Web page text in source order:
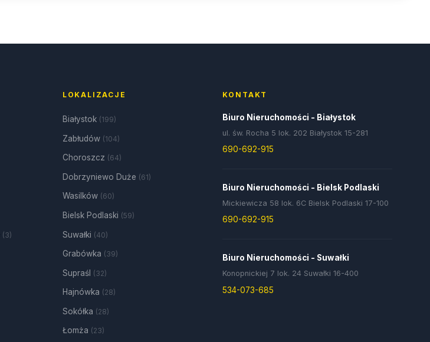
(3)
LOKALIZACJE
Białystok (199)
Zabłudów (104)
Choroszcz (64)
Dobrzyniewo Duże (61)
Wasilków (60)
Bielsk Podlaski (59)
Suwałki (40)
Grabówka (39)
Supraśl (32)
Hajnówka (28)
Sokółka (28)
Łomża (23)
KONTAKT
Biuro Nieruchomości - Białystok
ul. św. Rocha 5 lok. 202 Białystok 15-281
690-692-915
Biuro Nieruchomości - Bielsk Podlaski
Mickiewicza 58 lok. 6C Bielsk Podlaski 17-100
690-692-915
Biuro Nieruchomości - Suwałki
Konopnickiej 7 lok. 24 Suwałki 16-400
534-073-685